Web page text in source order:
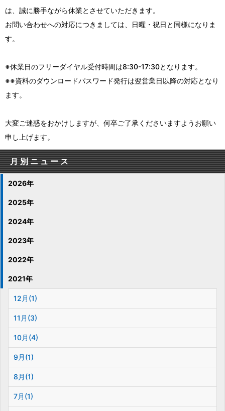
は、誠に勝手ながら休業とさせていただきます。
お問い合わせへの対応につきましては、日曜・祝日と同様になりま
す。
※休業日のフリーダイヤル受付時間は8:30-17:30となります。
※※資料のダウンロードパスワード発行は翌営業日以降の対応となり
ます。
大変ご迷惑をおかけしますが、何卒ご了承くださいますようお願い
申し上げます。
月別ニュース
2026年
2025年
2024年
2023年
2022年
2021年
12月(1)
11月(3)
10月(4)
9月(1)
8月(1)
7月(1)